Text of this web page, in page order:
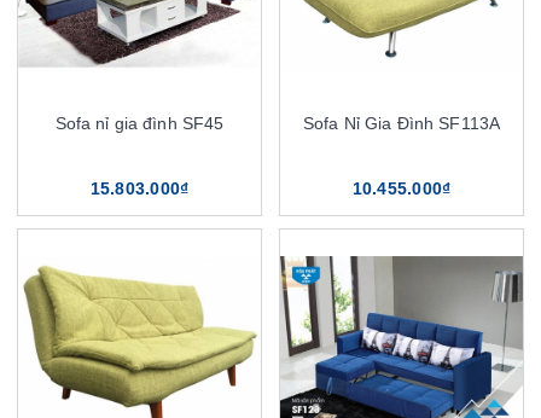
Sofa nỉ gia đình SF45
15.803.000₫
Sofa Nỉ Gia Đình SF113A
10.455.000₫